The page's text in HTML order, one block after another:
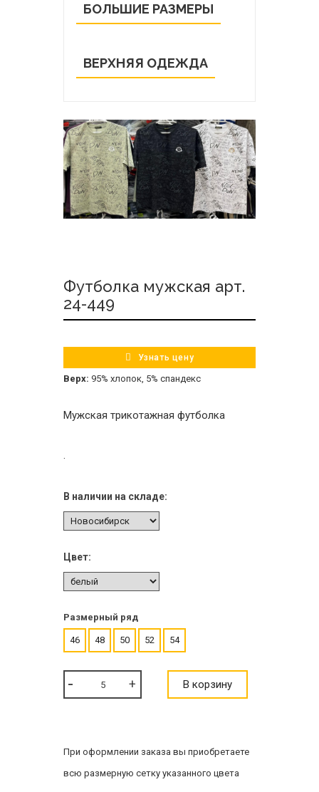
БОЛЬШИЕ РАЗМЕРЫ
ВЕРХНЯЯ ОДЕЖДА
Футболка мужская арт.
24-449
Узнать цену
Верх: 95% хлопок, 5% спандекс
Мужская трикотажная футболка
.
В наличии на складе:
Цвет:
Размерный ряд
46 48 50 52 54
В корзину
При оформлении заказа вы приобретаете
всю размерную сетку указанного цвета